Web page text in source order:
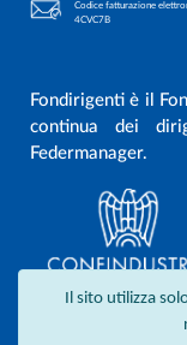
Il sito utilizza
Fondirigenti è il
continua dei
Federmanager.
Codice fatturazione
4CVC7B